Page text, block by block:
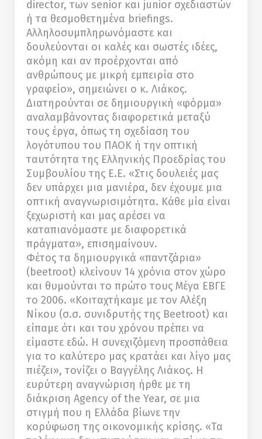
director, των senior και junior σχεδιαστών
ή τα θεσμοθετημένα briefings.
Αλληλοσυμπληρωνόμαστε και
δουλεύονται οι καλές και σωστές ιδέες,
ακόμη και αν προέρχονται από
ανθρώπους με μικρή εμπειρία στο
γραφείο», σημειώνει ο κ. Λιάκος.
Διατηρούνται σε δημιουργική «φόρμα»
αναλαμβάνοντας διαφορετικά μεταξύ
τους έργα, όπως τη σχεδίαση του
λογότυπου του ΠΑΟΚ ή την οπτική
ταυτότητα της Ελληνικής Προεδρίας του
Συμβουλίου της Ε.Ε. «Στις δουλειές μας
δεν υπάρχει μια μανιέρα, δεν έχουμε μια
οπτική αναγνωρισιμότητα. Κάθε μία είναι
ξεχωριστή και μας αρέσει να
καταπιανόμαστε με διαφορετικά
πράγματα», επισημαίνουν.
Φέτος τα δημιουργικά «παντζάρια»
(beetroot) κλείνουν 14 χρόνια στον χώρο
και θυμούνται το πρώτο τους Μέγα ΕΒΓΕ
το 2006. «Κοιταχτήκαμε με τον Αλέξη
Νίκου (σ.σ. συνιδρυτής της Beetroot) και
είπαμε ότι και του χρόνου πρέπει να
είμαστε εδώ. Η συνεχιζόμενη προσπάθεια
για το καλύτερο μας κρατάει και λίγο μας
πιέζει», τονίζει ο Βαγγέλης Λιάκος. Η
ευρύτερη αναγνώριση ήρθε με τη
διάκριση Agency of the Year, σε μια
στιγμή που η Ελλάδα βίωνε την
κορύφωση της οικονομικής κρίσης. «Τα